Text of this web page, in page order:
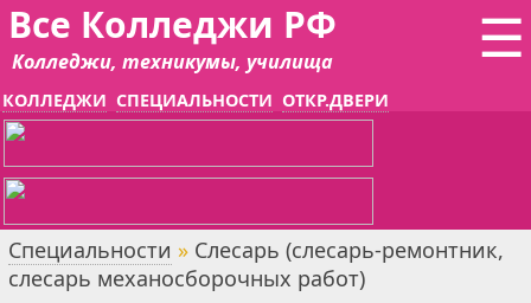
☰
Все Колледжи РФ
Колледжи, техникумы, училища
КОЛЛЕДЖИ СПЕЦИАЛЬНОСТИ ОТКР.ДВЕРИ
Специальности » Слесарь (слесарь-ремонтник,
слесарь механосборочных работ)